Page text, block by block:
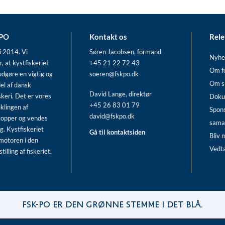
2014. Vi
at kystfiskeriet
en vigtig og
af dansk
Det er vores
af
og vendes
Kystfiskeriet
i den
af fiskeriet.
Kontakt os
Søren Jacobsen, formand
+45 21 22 72 43
soeren@fskpo.dk
David Lange, direktør
+45 26 83 01 79
david@fskpo.dk
Gå til kontaktsiden
Om
Om
Bliv
FSK-PO er den grønne stemme i det blå.